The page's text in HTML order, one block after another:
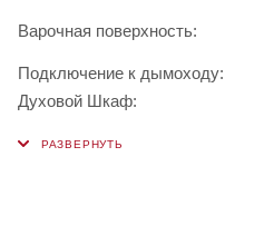
Варочная поверхность:
Подключение к дымоходу:
Духовой Шкаф: